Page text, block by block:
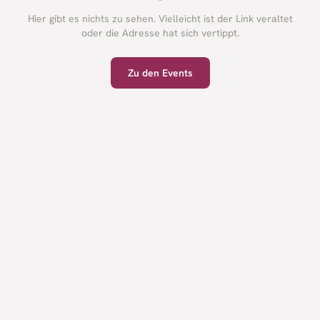
Hier gibt es nichts zu sehen. Vielleicht ist der Link veraltet
oder die Adresse hat sich vertippt.
Zu den Events